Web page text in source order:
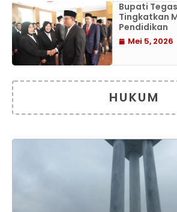
Bupati
Tingkatkan
Pendidikan
Mei 5, 2026
HUKUM